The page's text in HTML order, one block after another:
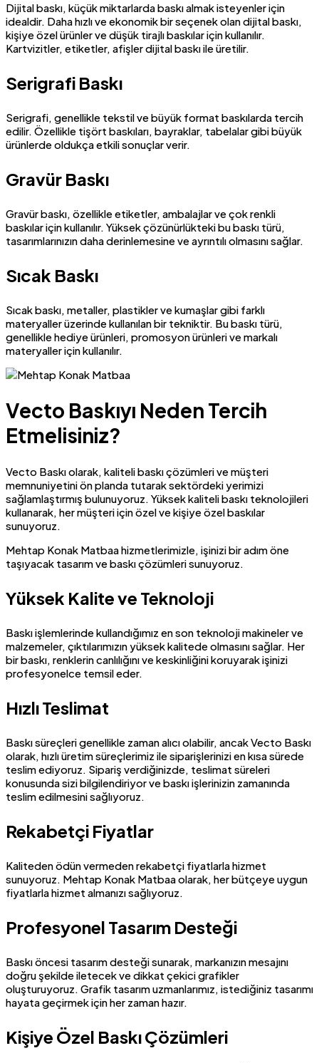
Dijital baskı, küçük miktarlarda baskı almak isteyenler için
idealdir. Daha hızlı ve ekonomik bir seçenek olan dijital baskı,
kişiye özel ürünler ve düşük tirajlı baskılar için kullanılır.
Kartvizitler, etiketler, afişler dijital baskı ile üretilir.
Serigrafi Baskı
Serigrafi, genellikle tekstil ve büyük format baskılarda tercih
edilir. Özellikle tişört baskıları, bayraklar, tabelalar gibi büyük
ürünlerde oldukça etkili sonuçlar verir.
Gravür Baskı
Gravür baskı, özellikle etiketler, ambalajlar ve çok renkli
baskılar için kullanılır. Yüksek çözünürlükteki bu baskı türü,
tasarımlarınızın daha derinlemesine ve ayrıntılı olmasını sağlar.
Sıcak Baskı
Sıcak baskı, metaller, plastikler ve kumaşlar gibi farklı
materyaller üzerinde kullanılan bir tekniktir. Bu baskı türü,
genellikle hediye ürünleri, promosyon ürünleri ve markalı
materyaller için kullanılır.
Vecto Baskıyı Neden Tercih
Etmelisiniz?
Vecto Baskı olarak, kaliteli baskı çözümleri ve müşteri
memnuniyetini ön planda tutarak sektördeki yerimizi
sağlamlaştırmış bulunuyoruz. Yüksek kaliteli baskı teknolojileri
kullanarak, her müşteri için özel ve kişiye özel baskılar
sunuyoruz.
Mehtap Konak Matbaa hizmetlerimizle, işinizi bir adım öne
taşıyacak tasarım ve baskı çözümleri sunuyoruz.
Yüksek Kalite ve Teknoloji
Baskı işlemlerinde kullandığımız en son teknoloji makineler ve
malzemeler, çıktılarımızın yüksek kalitede olmasını sağlar. Her
bir baskı, renklerin canlılığını ve keskinliğini koruyarak işinizi
profesyonelce temsil eder.
Hızlı Teslimat
Baskı süreçleri genellikle zaman alıcı olabilir, ancak Vecto Baskı
olarak, hızlı üretim süreçlerimiz ile siparişlerinizi en kısa sürede
teslim ediyoruz. Sipariş verdiğinizde, teslimat süreleri
konusunda sizi bilgilendiriyor ve baskı işlerinizin zamanında
teslim edilmesini sağlıyoruz.
Rekabetçi Fiyatlar
Kaliteden ödün vermeden rekabetçi fiyatlarla hizmet
sunuyoruz. Mehtap Konak Matbaa olarak, her bütçeye uygun
fiyatlarla hizmet almanızı sağlıyoruz.
Profesyonel Tasarım Desteği
Baskı öncesi tasarım desteği sunarak, markanızın mesajını
doğru şekilde iletecek ve dikkat çekici grafikler
oluşturuyoruz. Grafik tasarım uzmanlarımız, istediğiniz tasarımı
hayata geçirmek için her zaman hazır.
Kişiye Özel Baskı Çözümleri